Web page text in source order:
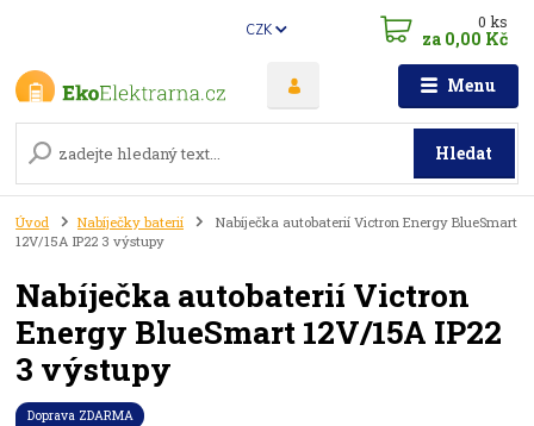
Menu
CZK
Hledat
0ks
za 0,00 Kč
Úvod Nabíječky baterií
Nabíječka autobaterií Victron Energy BlueSmart
12V/15A IP22 3 výstupy
Nabíječka autobaterií Victron
Energy BlueSmart 12V/15A IP22
3 výstupy
Doprava ZDARMA